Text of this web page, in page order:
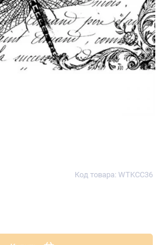
Код товара: WTKCC36